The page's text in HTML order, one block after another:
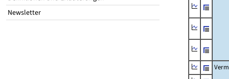
Newsletter